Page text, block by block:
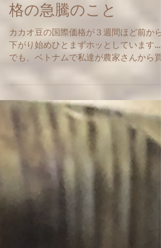
ベトナムでのカカオ価
格の急騰のこと
カカオ豆の国際価格が３週間ほど前から
下がり始めひとまずホッとしています…
でも、ベトナムで私達が農家さんから買
い付けるカカオ豆やカカオポッドの価格
は５月現在まだ上がっています。 ベトナ
ムでのカカオ豆の価格、いつまで上がり
続けるんでしょう。...